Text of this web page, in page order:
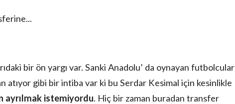
bir ön yargı var. Sanki Anadolu’ da oynayan futbolcular
atıyor gibi bir intiba var ki bu Serdar Kesimal için kesinlikle
ayrılmak istemiyordu. Hiç bir zaman buradan transfer